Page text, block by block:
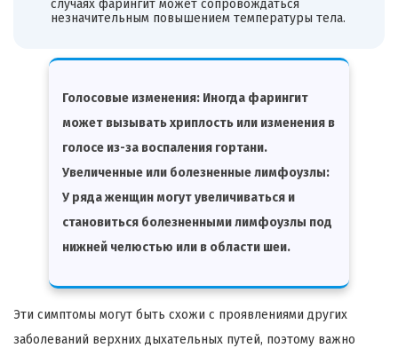
случаях фарингит может сопровождаться
незначительным повышением температуры тела.
Голосовые изменения: Иногда фарингит
может вызывать хриплость или изменения в
голосе из-за воспаления гортани.
Увеличенные или болезненные лимфоузлы:
У ряда женщин могут увеличиваться и
становиться болезненными лимфоузлы под
нижней челюстью или в области шеи.
Эти симптомы могут быть схожи с проявлениями других
заболеваний верхних дыхательных путей, поэтому важно